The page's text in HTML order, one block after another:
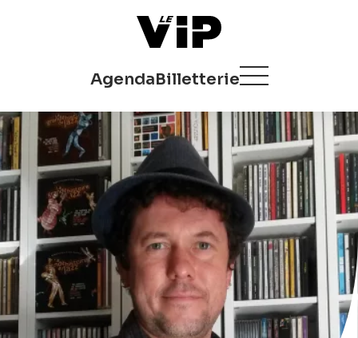
AgendaBilletterie